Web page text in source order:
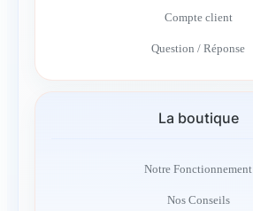
Compte client
Question / Réponse
La boutique
Notre Fonctionnement
Nos Conseils